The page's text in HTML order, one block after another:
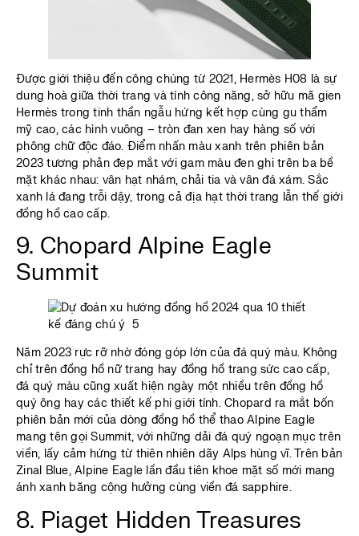
Được giới thiệu đến công chúng từ 2021, Hermès H08 là sự
dung hoà giữa thời trang và tính công năng, sở hữu mã gien
Hermès trong tinh thần ngẫu hứng kết hợp cùng gu thẩm
mỹ cao, các hình vuông – tròn đan xen hay hàng số với
phông chữ độc đáo. Điểm nhấn màu xanh trên phiên bản
2023 tương phản đẹp mắt với gam màu đen ghi trên ba bề
mặt khác nhau: vân hạt nhám, chải tia và vân đá xám. Sắc
xanh lá đang trỗi dậy, trong cả địa hạt thời trang lẫn thế giới
đồng hồ cao cấp.
9. Chopard Alpine Eagle
Summit
Năm 2023 rực rỡ nhờ đóng góp lớn của đá quý màu. Không
chỉ trên đồng hồ nữ trang hay đồng hồ trang sức cao cấp,
đá quý màu cũng xuất hiện ngày một nhiều trên đồng hồ
quý ông hay các thiết kế phi giới tính. Chopard ra mắt bốn
phiên bản mới của dòng đồng hồ thể thao Alpine Eagle
mang tên gọi Summit, với những dải đá quý ngoạn mục trên
viền, lấy cảm hứng từ thiên nhiên dãy Alps hùng vĩ. Trên bản
Zinal Blue, Alpine Eagle lần đầu tiên khoe mặt số mới mang
ánh xanh băng cộng hưởng cùng viền đá sapphire.
8. Piaget Hidden Treasures